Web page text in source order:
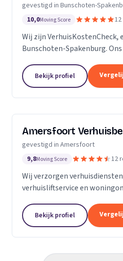
gevestigd in Bunschoten-
10,0Moving Score
Wij zijn VerhuisKostenCheck,
Bunschoten-Spakenburg.
Bekijk profiel
Amersfoort
gevestigd in Amersfoort
9,8Moving Score 12
Wij verzorgen
verhuisliftservice en
Bekijk profiel